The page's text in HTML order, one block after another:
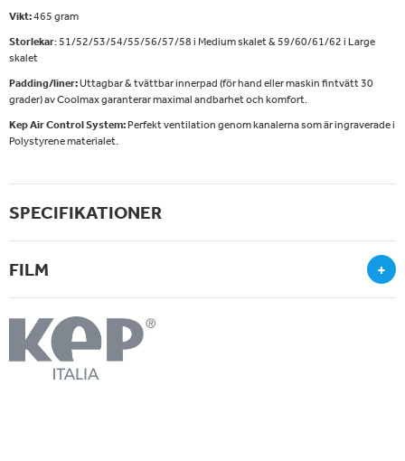
Vikt:465 gram
Storlekar: 51/52/53/54/55/56/57/58 i Medium skalet & 59/60/61/62 i Large
skalet
Padding/liner:Uttagbar & tvättbar innerpad (för hand eller maskin fintvätt 30
grader) av Coolmax garanterar maximal andbarhet och komfort.
Kep Air Control System: Perfekt ventilation genom kanalerna som är ingraverade i
Polystyrene materialet.
SPECIFIKATIONER
FILM +